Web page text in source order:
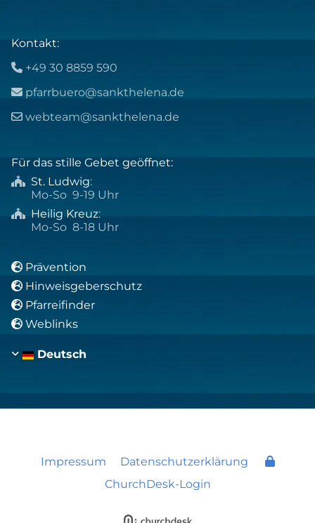
Kontakt:
 +49 30 8859 590
 pfarrbuero@sankthelena.de
 webteam@sankthelena.de
Für das stille Gebet geöffnet:
 St. Ludwig:
Mo-So 9-19 Uhr
 Heilig Kreuz:
Mo-So 8-18 Uhr
 Prävention
 Hinweisgeberschutz
 Pfarreifinder
 Weblinks
Deutsch
Impressum
Datenschutzerklärung
ChurchDesk-Login